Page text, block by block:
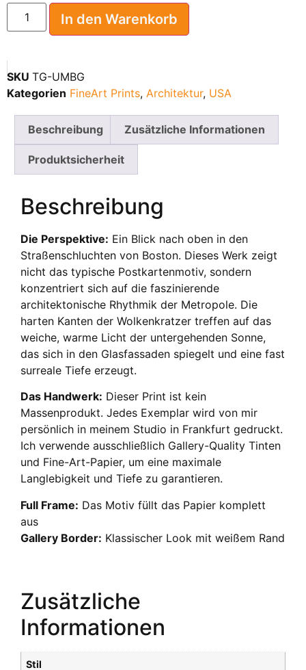
In den Warenkorb
SKU TG-UMBG
Kategorien FineArt Prints, Architektur, USA
Beschreibung Zusätzliche Informationen
Produktsicherheit
Beschreibung
Die Perspektive: Ein Blick nach oben in den
Straßenschluchten von Boston. Dieses Werk zeigt
nicht das typische Postkartenmotiv, sondern
konzentriert sich auf die faszinierende
architektonische Rhythmik der Metropole. Die
harten Kanten der Wolkenkratzer treffen auf das
weiche, warme Licht der untergehenden Sonne,
das sich in den Glasfassaden spiegelt und eine fast
surreale Tiefe erzeugt.
Das Handwerk: Dieser Print ist kein
Massenprodukt. Jedes Exemplar wird von mir
persönlich in meinem Studio in Frankfurt gedruckt.
Ich verwende ausschließlich Gallery-Quality Tinten
und Fine-Art-Papier, um eine maximale
Langlebigkeit und Tiefe zu garantieren.
Full Frame: Das Motiv füllt das Papier komplett
aus
Gallery Border: Klassischer Look mit weißem Rand
Zusätzliche
Informationen
Stil